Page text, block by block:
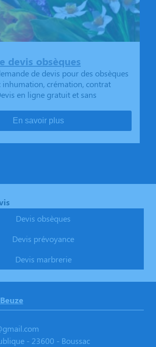
devis obsèques
de devis pour des obsèques
inhumation, crémation, contrat
en ligne gratuit et sans
En savoir plus
Devis obsèques
Devis prévoyance
Devis marbrerie
- 23600 - Boussac